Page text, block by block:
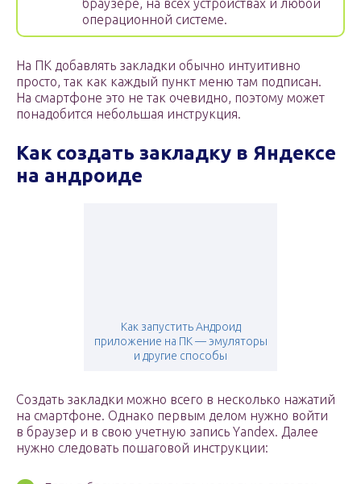
браузере, на всех устройствах и любой
операционной системе.
На ПК добавлять закладки обычно интуитивно
просто, так как каждый пункт меню там подписан.
На смартфоне это не так очевидно, поэтому может
понадобится небольшая инструкция.
Как создать закладку в Яндексе
на андроиде
Как запустить Андроид
приложение на ПК — эмуляторы
и другие способы
Создать закладки можно всего в несколько нажатий
на смартфоне. Однако первым делом нужно войти
в браузер и в свою учетную запись Yandex. Далее
нужно следовать пошаговой инструкции: